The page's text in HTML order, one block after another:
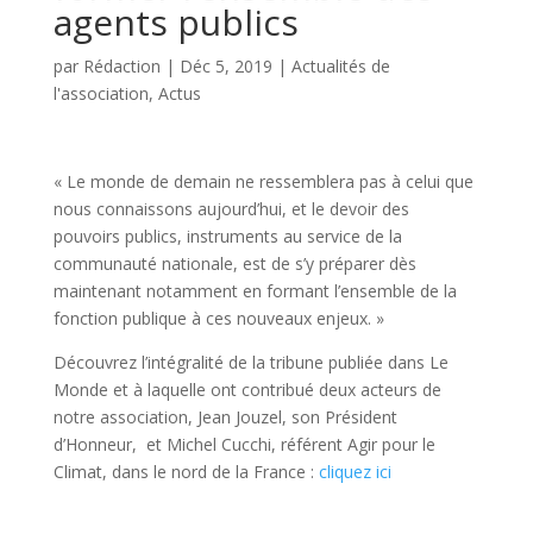
agents publics
par Rédaction | Déc 5, 2019 | Actualités de
l'association, Actus
« Le monde de demain ne ressemblera pas à celui que
nous connaissons aujourd’hui, et le devoir des
pouvoirs publics, instruments au service de la
communauté nationale, est de s’y préparer dès
maintenant notamment en formant l’ensemble de la
fonction publique à ces nouveaux enjeux. »
Découvrez l’intégralité de la tribune publiée dans Le
Monde et à laquelle ont contribué deux acteurs de
notre association, Jean Jouzel, son Président
d’Honneur, et Michel Cucchi, référent Agir pour le
Climat, dans le nord de la France : cliquez ici